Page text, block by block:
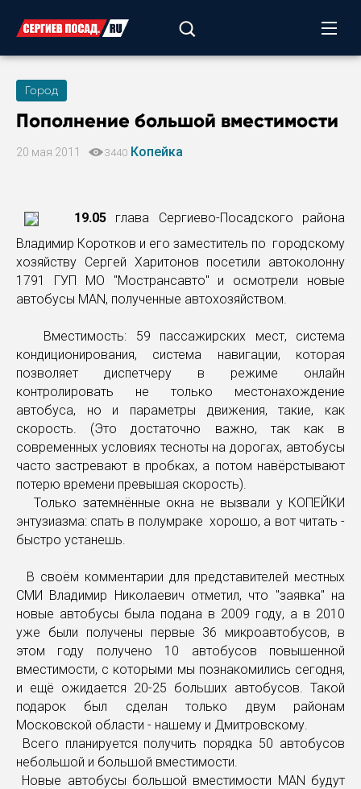
Город
Пополнение большой вместимости
20 мая 2011 3440 Копейка
19.05 глава Сергиево-Посадского района
Владимир Коротков и его заместитель по городскому
хозяйству Сергей Харитонов посетили автоколонну
1791 ГУП МО "Мострансавто" и осмотрели новые
автобусы MAN, полученные автохозяйством.
Вместимость: 59 пассажирских мест, система
кондиционирования, система навигации, которая
позволяет диспетчеру в режиме онлайн
контролировать не только местонахождение
автобуса, но и параметры движения, такие, как
скорость. (Это достаточно важно, так как в
современных условиях тесноты на дорогах, автобусы
часто застревают в пробках, а потом навёрстывают
потерю времени превышая скорость).
Только затемнённые окна не вызвали у КОПЕЙКИ
энтузиазма: спать в полумраке хорошо, а вот читать -
быстро устанешь.
В своём комментарии для представителей местных
СМИ Владимир Николаевич отметил, что "заявка" на
новые автобусы была подана в 2009 году, а в 2010
уже были получены первые 36 микроавтобусов, в
этом году получено 10 автобусов повышенной
вместимости, с которыми мы познакомились сегодня,
и ещё ожидается 20-25 больших автобусов. Такой
подарок был сделан только двум районам
Московской области - нашему и Дмитровскому.
Всего планируется получить порядка 50 автобусов
небольшой и большой вместимости.
Новые автобусы большой вместимости MAN будут